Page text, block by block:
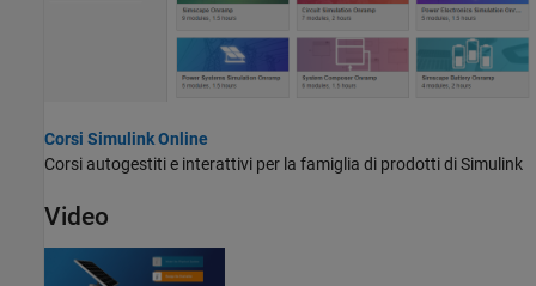
Corsi Simulink Online
Corsi autogestiti e interattivi per la famiglia di prodotti di Simulink
Video